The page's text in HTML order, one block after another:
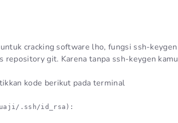
cracking software lho, fungsi ssh-keygen
repository git. Karena tanpa ssh-keygen kamu
kode berikut pada terminal
.ssh/id_rsa):